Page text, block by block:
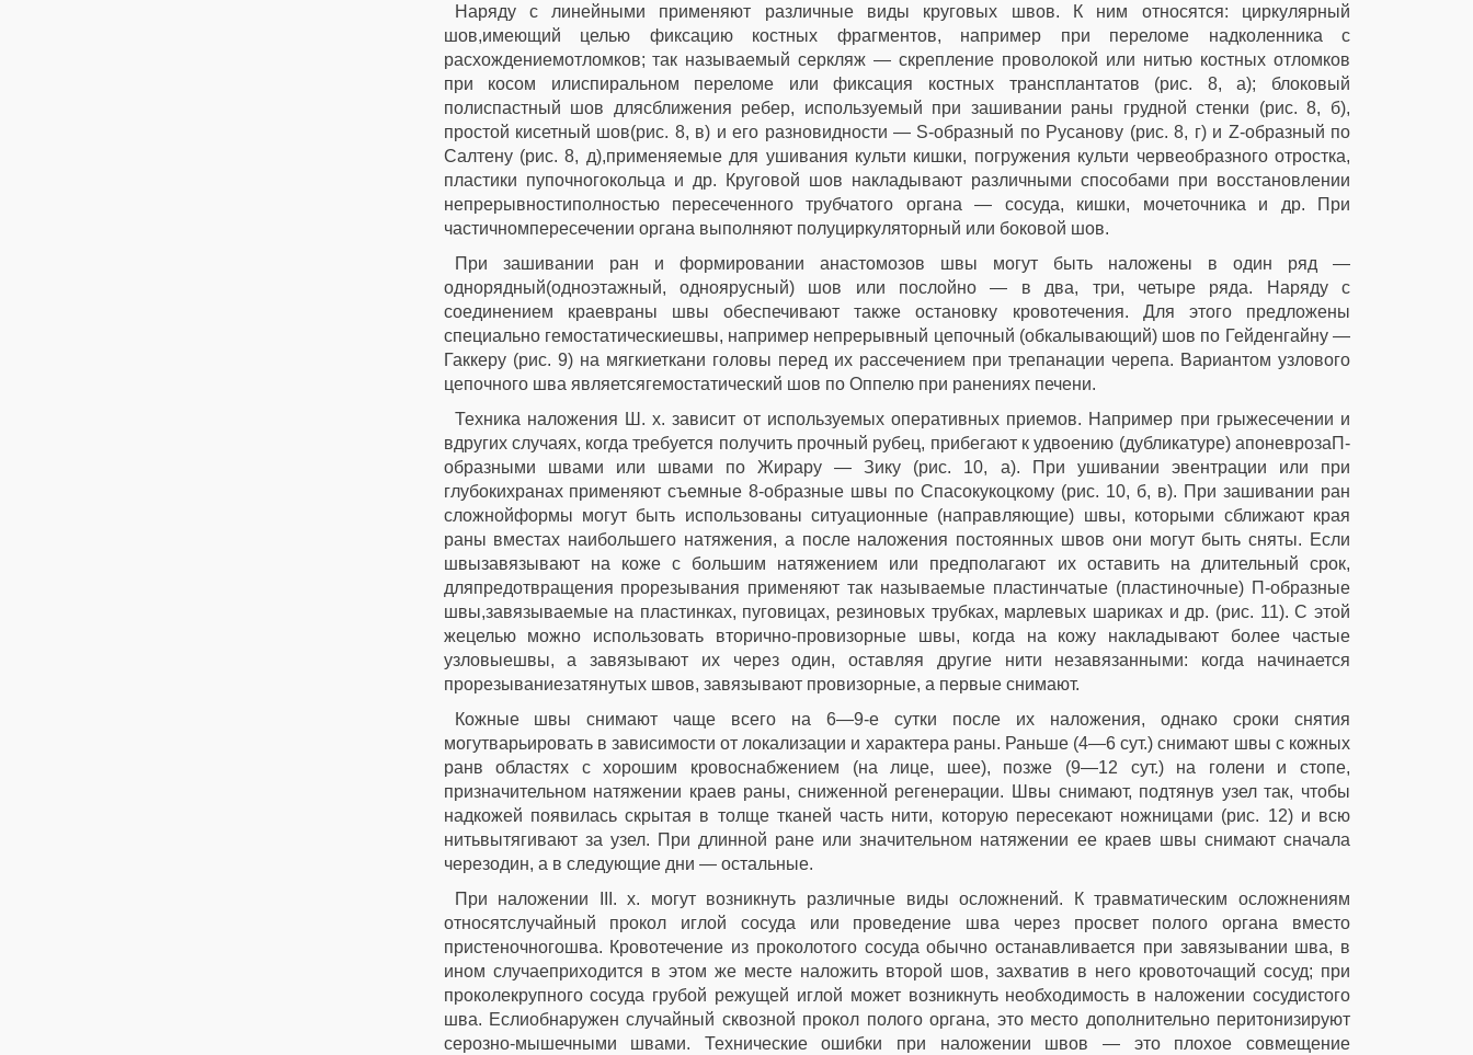
Наряду с линейными применяют различные виды круговых швов. К ним относятся: циркулярный
шов,имеющий целью фиксацию костных фрагментов, например при переломе надколенника с
расхождениемотломков; так называемый серкляж — скрепление проволокой или нитью костных отломков
при косом илиспиральном переломе или фиксация костных трансплантатов (рис. 8, а); блоковый
полиспастный шов длясближения ребер, используемый при зашивании раны грудной стенки (рис. 8, б),
простой кисетный шов(рис. 8, в) и его разновидности — S-образный по Русанову (рис. 8, г) и Z-образный по
Салтену (рис. 8, д),применяемые для ушивания культи кишки, погружения культи червеобразного отростка,
пластики пупочногокольца и др. Круговой шов накладывают различными способами при восстановлении
непрерывностиполностью пересеченного трубчатого органа — сосуда, кишки, мочеточника и др. При
частичномпересечении органа выполняют полуциркуляторный или боковой шов.
При зашивании ран и формировании анастомозов швы могут быть наложены в один ряд —
однорядный(одноэтажный, одноярусный) шов или послойно — в два, три, четыре ряда. Наряду с
соединением краевраны швы обеспечивают также остановку кровотечения. Для этого предложены
специально гемостатическиешвы, например непрерывный цепочный (обкалывающий) шов по Гейденгайну —
Гаккеру (рис. 9) на мягкиеткани головы перед их рассечением при трепанации черепа. Вариантом узлового
цепочного шва являетсягемостатический шов по Оппелю при ранениях печени.
Техника наложения Ш. х. зависит от используемых оперативных приемов. Например при грыжесечении и
вдругих случаях, когда требуется получить прочный рубец, прибегают к удвоению (дубликатуре) апоневрозаП-
образными швами или швами по Жирару — Зику (рис. 10, а). При ушивании эвентрации или при
глубокихранах применяют съемные 8-образные швы по Спасокукоцкому (рис. 10, б, в). При зашивании ран
сложнойформы могут быть использованы ситуационные (направляющие) швы, которыми сближают края
раны вместах наибольшего натяжения, а после наложения постоянных швов они могут быть сняты. Если
швызавязывают на коже с большим натяжением или предполагают их оставить на длительный срок,
дляпредотвращения прорезывания применяют так называемые пластинчатые (пластиночные) П-образные
швы,завязываемые на пластинках, пуговицах, резиновых трубках, марлевых шариках и др. (рис. 11). С этой
жецелью можно использовать вторично-провизорные швы, когда на кожу накладывают более частые
узловыешвы, а завязывают их через один, оставляя другие нити незавязанными: когда начинается
прорезываниезатянутых швов, завязывают провизорные, а первые снимают.
Кожные швы снимают чаще всего на 6—9-е сутки после их наложения, однако сроки снятия
могутварьировать в зависимости от локализации и характера раны. Раньше (4—6 сут.) снимают швы с кожных
ранв областях с хорошим кровоснабжением (на лице, шее), позже (9—12 сут.) на голени и стопе,
призначительном натяжении краев раны, сниженной регенерации. Швы снимают, подтянув узел так, чтобы
надкожей появилась скрытая в толще тканей часть нити, которую пересекают ножницами (рис. 12) и всю
нитьвытягивают за узел. При длинной ране или значительном натяжении ее краев швы снимают сначала
черезодин, а в следующие дни — остальные.
При наложении III. х. могут возникнуть различные виды осложнений. К травматическим осложнениям
относятслучайный прокол иглой сосуда или проведение шва через просвет полого органа вместо
пристеночногошва. Кровотечение из проколотого сосуда обычно останавливается при завязывании шва, в
ином случаеприходится в этом же месте наложить второй шов, захватив в него кровоточащий сосуд; при
проколекрупного сосуда грубой режущей иглой может возникнуть необходимость в наложении сосудистого
шва. Еслиобнаружен случайный сквозной прокол полого органа, это место дополнительно перитонизируют
серозно-мышечными швами. Технические ошибки при наложении швов — это плохое совмещение